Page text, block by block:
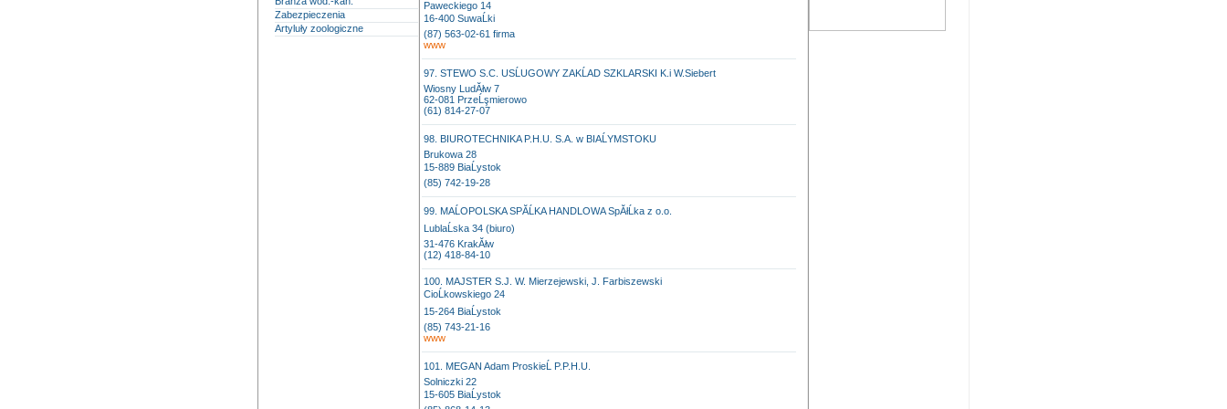
Zabezpieczenia
Artyluły zoologiczne
Paweckiego 14
16-400 SuwaĹki
(87) 563-02-61 firma
www
97. STEWO S.C. USĹUGOWY ZAKĹAD SZKLARSKI K.i W.Siebert
Wiosny LudĂłw 7
62-081 PrzeĹşmierowo
(61) 814-27-07
98. BIUROTECHNIKA P.H.U. S.A. w BIAĹYMSTOKU
Brukowa 28
15-889 BiaĹystok
(85) 742-19-28
99. MAĹOPOLSKA SPĂĹKA HANDLOWA SpĂłĹka z o.o.
LublaĹska 34 (biuro)
31-476 KrakĂłw
(12) 418-84-10
100. MAJSTER S.J. W. Mierzejewski, J. Farbiszewski
CioĹkowskiego 24
15-264 BiaĹystok
(85) 743-21-16
www
101. MEGAN Adam ProskieĹ P.P.H.U.
Solniczki 22
15-605 BiaĹystok